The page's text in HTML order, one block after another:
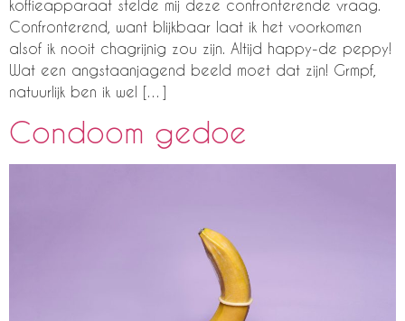
koffieapparaat stelde mij deze confronterende vraag.
Confronterend, want blijkbaar laat ik het voorkomen
alsof ik nooit chagrijnig zou zijn. Altijd happy-de peppy!
Wat een angstaanjagend beeld moet dat zijn! Grmpf,
natuurlijk ben ik wel […]
Condoom gedoe